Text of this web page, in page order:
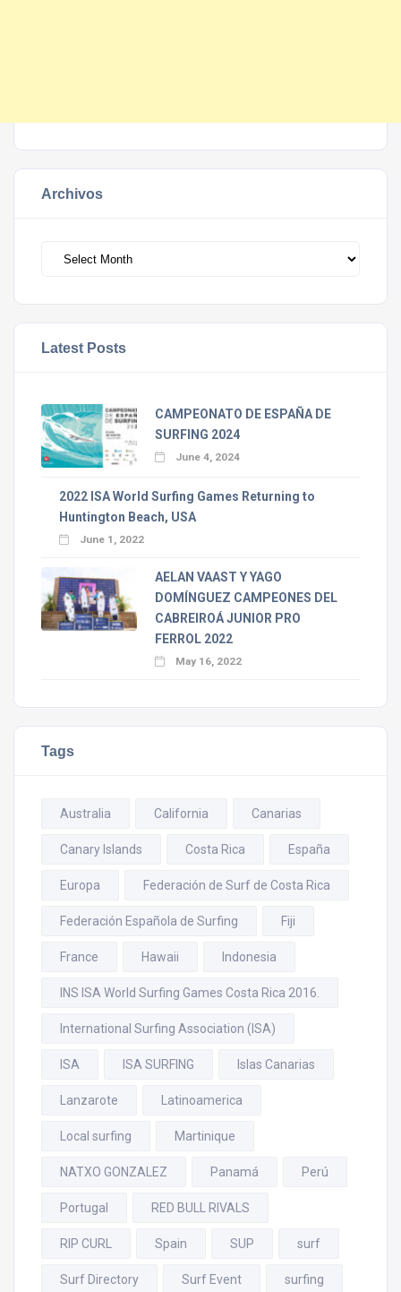
Archivos
Latest Posts
CAMPEONATO DE ESPAÑA DE
SURFING 2024
June 4, 2024
2022 ISA World Surfing Games Returning to
Huntington Beach, USA
June 1, 2022
AELAN VAAST Y YAGO
DOMÍNGUEZ CAMPEONES DEL
CABREIROÁ JUNIOR PRO
FERROL 2022
May 16, 2022
Tags
Australia California Canarias
Canary Islands Costa Rica España
Europa Federación de Surf de Costa Rica
Federación Española de Surfing Fiji
France Hawaii Indonesia
INS ISA World Surfing Games Costa Rica 2016.
International Surfing Association (ISA)
ISA ISA SURFING Islas Canarias
Lanzarote Latinoamerica
Local surfing Martinique
NATXO GONZALEZ Panamá Perú
Portugal RED BULL RIVALS
RIP CURL Spain SUP surf
Surf Directory Surf Event surfing